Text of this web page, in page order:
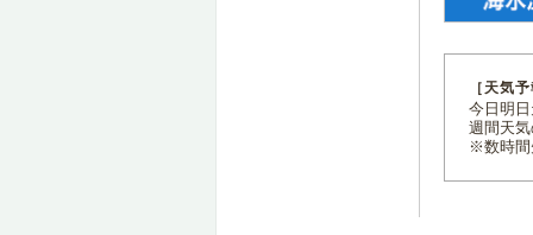
［天気
今日明
週間天
※数時間